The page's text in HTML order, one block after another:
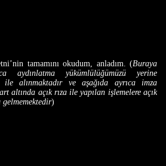
tamamını okudum, anladım. (Buraya
aydınlatma yükümlülüğümüzü yerine
alınmaktadır ve aşağıda ayrıca imza
altında açık rıza ile yapılan işlemelere açık
gelmemektedir)